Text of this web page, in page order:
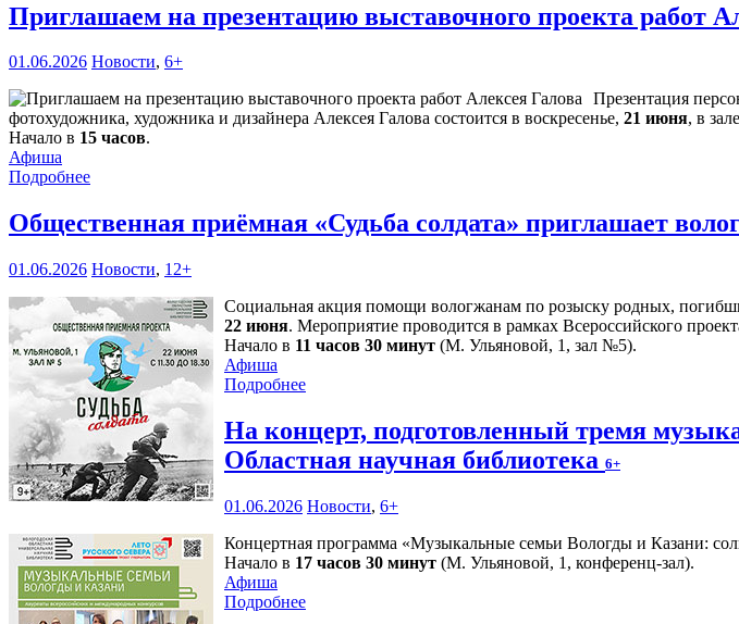
Приглашаем на презентацию выставочного проекта работ
01.06.2026 Новости, 6+
Презентация
фотохудожника, художника и дизайнера Алексея Галова состоится в воскресенье, 21 июня, в
Начало в 15 часов.
Афиша
Подробнее
Общественная приёмная «Судьба солдата» приглашает
01.06.2026 Новости, 12+
Социальная акция помощи вологжанам по розыску родных,
22 июня. Мероприятие проводится в рамках Всероссийского
Начало в 11 часов 30 минут (М. Ульяновой, 1, зал №5).
Афиша
Подробнее
На концерт, подготовленный тремя
Областная научная библиотека 6+
01.06.2026 Новости, 6+
Концертная программа «Музыкальные семьи Вологды и Казани:
Начало в 17 часов 30 минут (М. Ульяновой, 1, конференц-зал).
Афиша
Подробнее